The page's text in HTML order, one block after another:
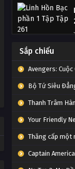
Sắp chiếu
Avengers: Cuộc
Bộ Tứ Siêu
Thanh Trâm
Your Friendly
Thăng cấp một
Captain